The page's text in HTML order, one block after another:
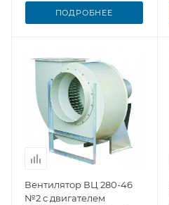
ПОДРОБНЕЕ
Вентилятор ВЦ 280-46
№2 с двигателем